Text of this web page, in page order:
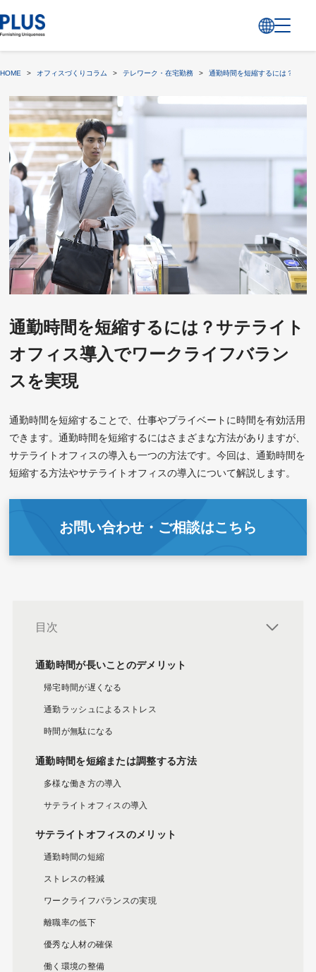
HOME > オフィスづくりコラム > テレワーク・在宅勤務 > 通勤時間を短縮するには？サテ
通勤時間を短縮するには？サテライト
オフィス導入でワークライフバラン
スを実現
通勤時間を短縮することで、仕事やプライベートに時間を有効活用
できます。通勤時間を短縮するにはさまざまな方法がありますが、
サテライトオフィスの導入も一つの方法です。今回は、通勤時間を
短縮する方法やサテライトオフィスの導入について解説します。
お問い合わせ・ご相談はこちら
目次
通勤時間が長いことのデメリット
帰宅時間が遅くなる
通勤ラッシュによるストレス
時間が無駄になる
通勤時間を短縮または調整する方法
多様な働き方の導入
サテライトオフィスの導入
サテライトオフィスのメリット
通勤時間の短縮
ストレスの軽減
ワークライフバランスの実現
離職率の低下
優秀な人材の確保
働く環境の整備